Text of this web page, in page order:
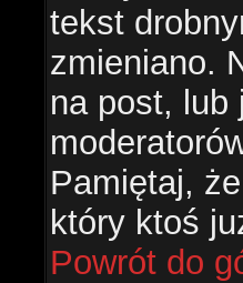
tekst
zmieniano.
na post, lub
Pamiętaj,
który ktoś
Powrót do